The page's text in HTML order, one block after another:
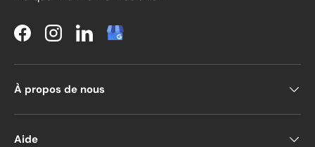
FacebookInstagramLinkedIn
À propos de nous
Aide